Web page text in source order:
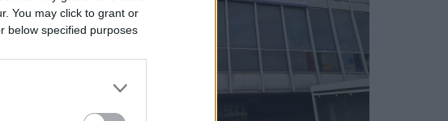
You may click to grant or
below specified purposes